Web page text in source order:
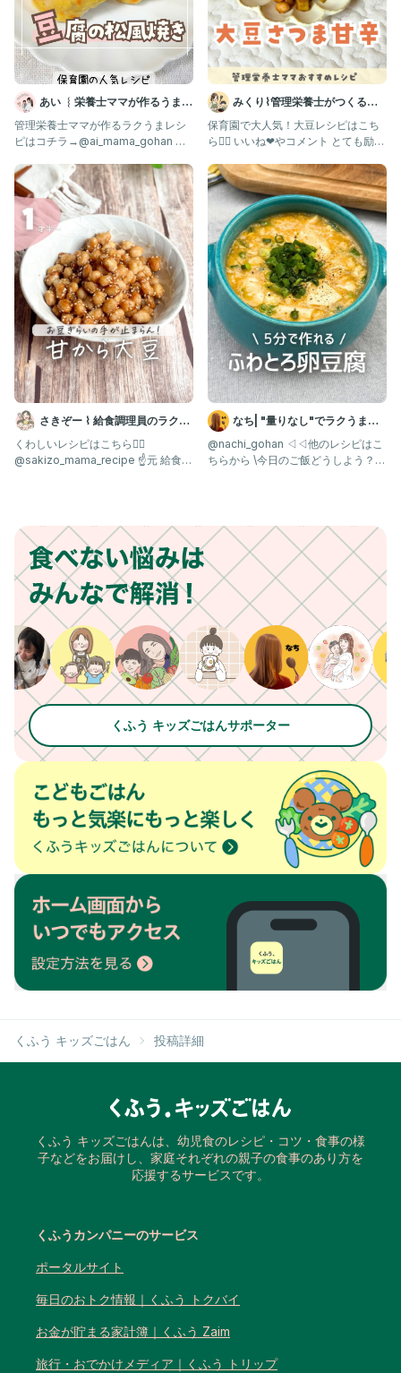
あい ︴栄養士ママが作るうまう
ま離乳食
管理栄養士ママが作るラクうまレシ
ピはコチラ→@ai_mama_gohan 離
さきぞー ⌇ 給食調理員のラクう
ま幼児食
くわしいレシピはこちら💁‍♀️ ⁡
@sakizo_mama_recipe ☝️元 給食の
みくり⌇管理栄養士がつくる幼
児食レシピ
保育園で大人気！大豆レシピはこち
ら💁‍♀️ いいね❤︎やコメント とても励み
なち| "量りなし"でラクうまご
はん
@nachi_gohan ◁◁他のレシピはこ
ちらから \今日のご飯どうしよう？を
くふう キッズごはんサポーター
くふう キッズごはん 投稿詳細
くふう キッズごはんは、幼児食のレシピ・コツ・食事の様
子などをお届けし、家庭それぞれの親子の食事のあり方を
応援するサービスです。
くふうカンパニーのサービス
ポータルサイト
毎日のおトク情報｜くふう トクバイ
お金が貯まる家計簿｜くふう Zaim
旅行・おでかけメディア｜くふう トリップ